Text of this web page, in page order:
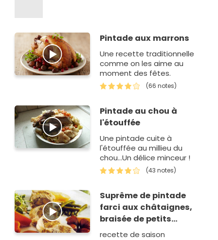
Pintade aux marrons
Une recette traditionnelle
comme on les aime au
moment des fêtes.
(66 notes)
Pintade au chou à
l'étouffée
Une pintade cuite à
l'étouffée au millieu du
chou...Un délice minceur !
(43 notes)
Suprême de pintade
farci aux châtaignes,
braisée de petits
légumes
recette de saison